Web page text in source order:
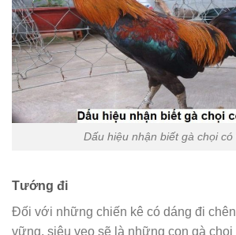
Dấu hiệu nhận biết gà chọi có
Tướng đi
Đối với những chiến kê có dáng đi
vững, siêu vẹo sẽ là những con gà chọi